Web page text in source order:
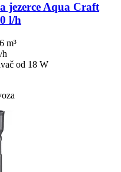
jezerce Aqua Craft
l/h
m³
h
od 18 W